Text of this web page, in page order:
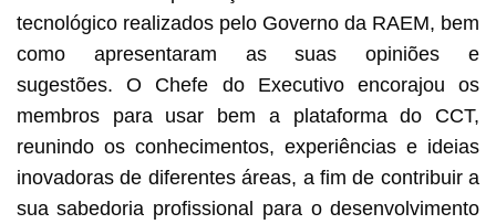
tecnológico realizados pelo Governo da RAEM, bem
como apresentaram as suas opiniões e
sugestões. O Chefe do Executivo encorajou os
membros para usar bem a plataforma do CCT,
reunindo os conhecimentos, experiências e ideias
inovadoras de diferentes áreas, a fim de contribuir a
sua sabedoria profissional para o desenvolvimento